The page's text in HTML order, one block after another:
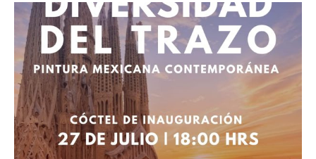
EXPOSICIÓN
“LA
DIVERSIDAD
DEL
TRAZO”